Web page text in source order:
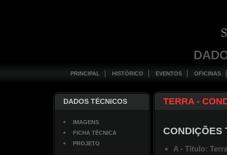
PRINCIPAL HISTÓRICO EVENTOS OFICINAS
DADOS TÉCNICOS
IMAGENS
FICHA TÉCNICA
PROJETO
TERRA -
CONDIÇÕES
A - Título: